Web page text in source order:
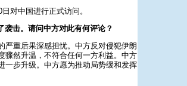
对中国进行正式访问。
击。请问中方对此有何评论？
严重后果深感担忧。中方反对侵犯伊朗
骤然升温，不符合任何一方利益。中方
一步升级。中方愿为推动局势缓和发挥